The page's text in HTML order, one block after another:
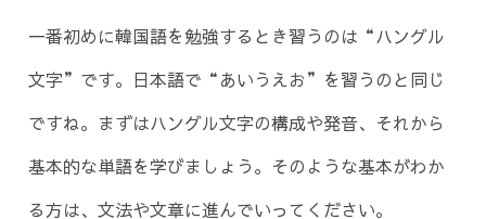
一番初めに韓国語を勉強するとき習うのは“ハングル
文字”です。日本語で“あいうえお”を習うのと同じ
ですね。まずはハングル文字の構成や発音、それから
基本的な単語を学びましょう。そのような基本がわか
る方は、文法や文章に進んでいってください。